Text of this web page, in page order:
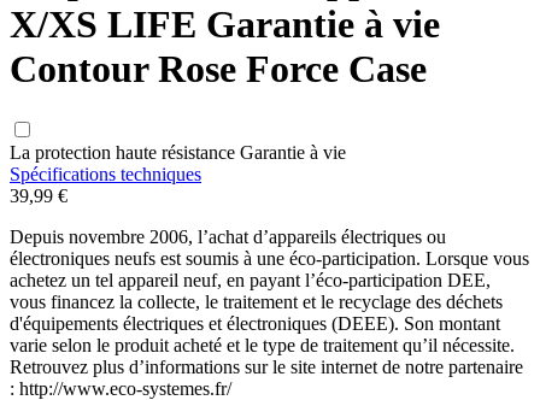
X/XS LIFE Garantie à vie
Contour Rose Force Case
La protection haute résistance Garantie à vie
Spécifications techniques
39,99 €
Depuis novembre 2006, l’achat d’appareils électriques ou
électroniques neufs est soumis à une éco-participation. Lorsque vous
achetez un tel appareil neuf, en payant l’éco-participation DEE,
vous financez la collecte, le traitement et le recyclage des déchets
d'équipements électriques et électroniques (DEEE). Son montant
varie selon le produit acheté et le type de traitement qu’il nécessite.
Retrouvez plus d’informations sur le site internet de notre partenaire
: http://www.eco-systemes.fr/